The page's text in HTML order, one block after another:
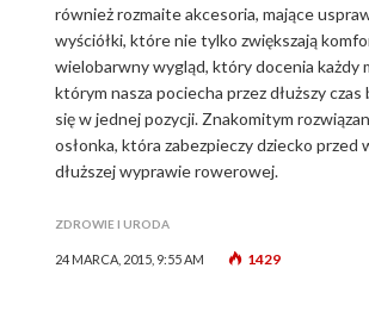
również rozmaite akcesoria, mające
wyściółki, które nie tylko zwiększają
wielobarwny wygląd, który docenia każdy
którym nasza pociecha przez dłuższy
się w jednej pozycji. Znakomitym
osłonka, która zabezpieczy dziecko
dłuższej wyprawie rowerowej.
ZDROWIE I URODA
24 MARCA, 2015, 9:55 AM 1429